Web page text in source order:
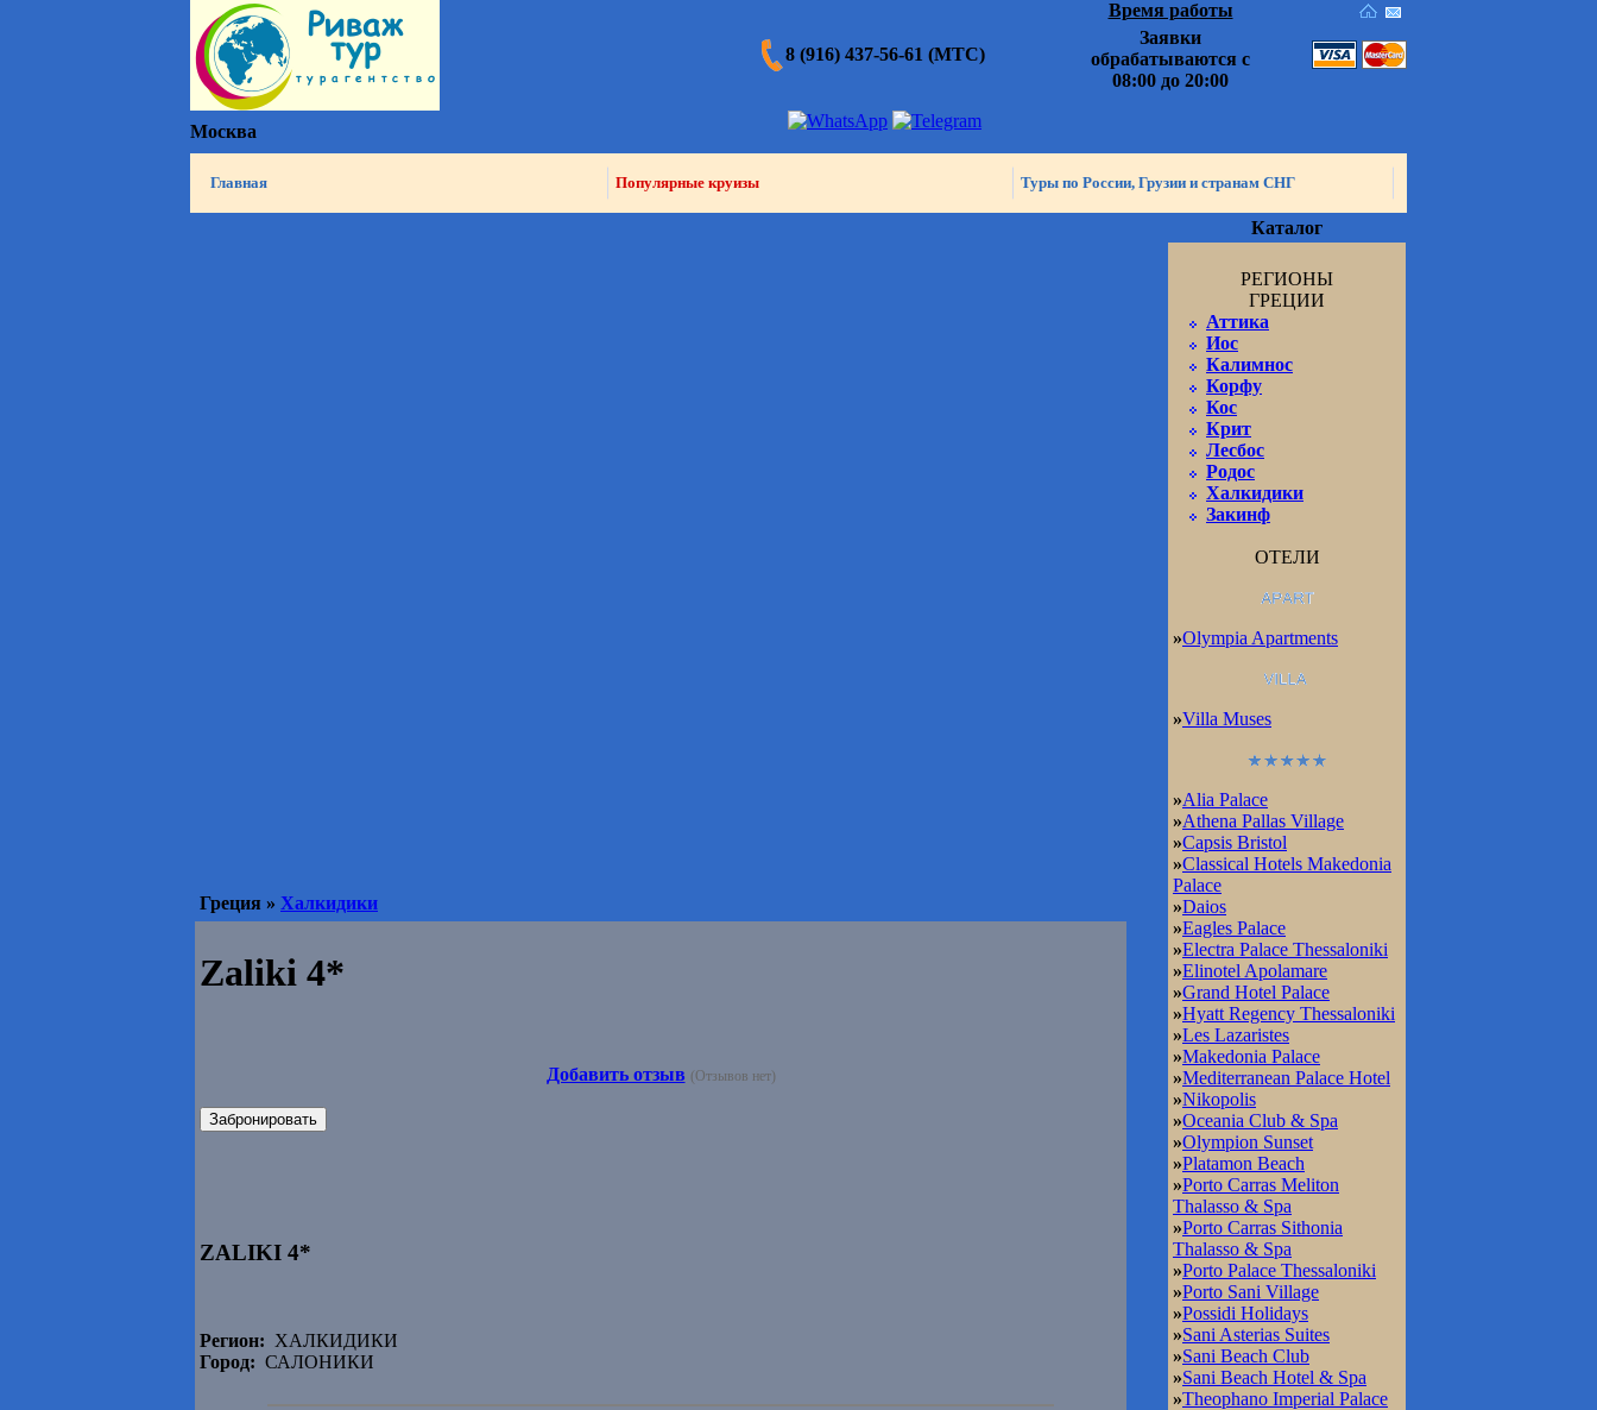
8 (916) 437-56-61 (МТС)
Время работы
Заявки
обрабатываются с
08:00 до 20:00
Москва
Главная Популярные круизы Туры по России, Грузии и странам СНГ
Греция » Халкидики
Zaliki 4*
Добавить отзыв (Отзывов нет)
Забронировать
ZALIKI 4*
Регион: ХАЛКИДИКИ
Город: САЛОНИКИ
Каталог
РЕГИОНЫ
ГРЕЦИИ
Аттика
Иос
Калимнос
Корфу
Кос
Крит
Лесбос
Родос
Халкидики
Закинф
ОТЕЛИ
»Olympia Apartments
»Villa Muses
»Alia Palace
»Athena Pallas Village
»Capsis Bristol
»Classical Hotels Makedonia
Palace
»Daios
»Eagles Palace
»Electra Palace Thessaloniki
»Elinotel Apolamare
»Grand Hotel Palace
»Hyatt Regency Thessaloniki
»Les Lazaristes
»Makedonia Palace
»Mediterranean Palace Hotel
»Nikopolis
»Oceania Club & Spa
»Olympion Sunset
»Platamon Beach
»Porto Carras Meliton
Thalasso & Spa
»Porto Carras Sithonia
Thalasso & Spa
»Porto Palace Thessaloniki
»Porto Sani Village
»Possidi Holidays
»Sani Asterias Suites
»Sani Beach Club
»Sani Beach Hotel & Spa
»Theophano Imperial Palace